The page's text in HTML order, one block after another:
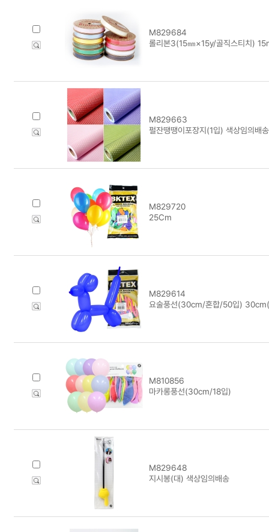
M829684
롤리본3(15㎜×15y/골직스티치)
M829663
펄잔땡땡이포장지(1입) 색상임의
M829720
25Cm
M829614
요술풍선(30cm/혼합/50입)
M810856
마카롱풍선(30cm/18입)
M829648
지시봉(대) 색상임의배송